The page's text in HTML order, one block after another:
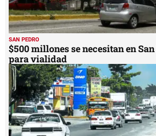
SAN PEDRO
$500 millones se necesitan en
para vialidad